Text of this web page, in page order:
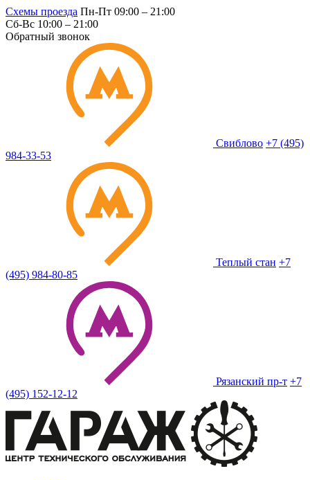
Схемы проезда Пн-Пт 09:00 – 21:00
Сб-Вс 10:00 – 21:00
Обратный звонок
Свиблово +7 (495)
984-33-53
Теплый стан +7
(495) 984-80-85
Рязанский пр-т +7
(495) 152-12-12